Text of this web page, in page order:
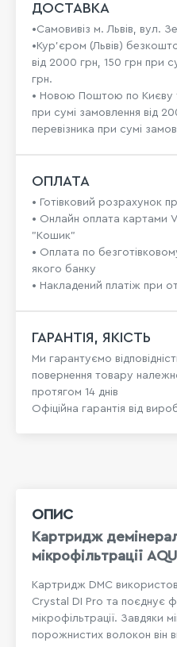
ДОСТАВКА
•Самовивіз м. Львів, вул.
•Кур'єром (Львів)
від 2000 грн, 150 грн при
грн.
• Новою Поштою по Києву
при сумі замовлення від
перевізника при сумі
ОПЛАТА
• Готівковий розрахунок
• Онлайн оплата картами
"Кошик"
• Оплата по
якого банку
• Накладений платіж при
ГАРАНТІЯ, ЯКІСТЬ
Ми гарантуємо
повернення товару
протягом 14 днів
Офіційна гарантія від
ОПИС
Картридж
мікрофільтрації
Картридж DMC
Crystal DI Pro та поєднує
мікрофільтрації. Завдяки
порожнистих волокон він